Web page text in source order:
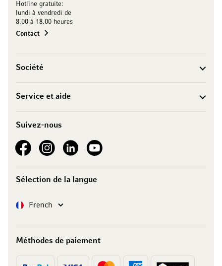
Hotline gratuite:
lundi à vendredi de
8.00 à 18.00 heures
Contact
Société
Service et aide
Suivez-nous
See our FacebookSee our Instagram account
See our LinkedInSee our YouTube channel
Sélection de la langue
LangueFrench
Méthodes de paiement